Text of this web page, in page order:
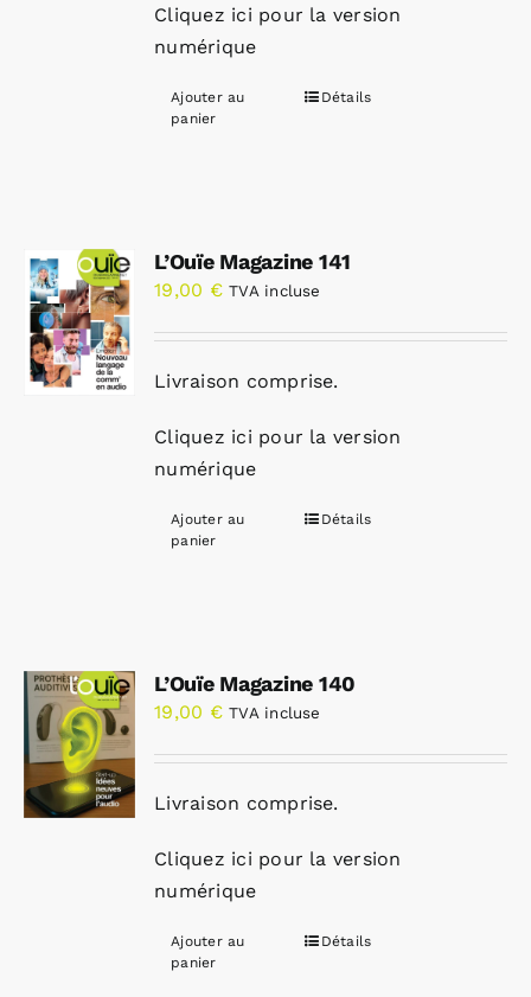
Cliquez ici pour la version
numérique
Ajouter au
panier
Détails
L’Ouïe Magazine 141
19,00 € TVA incluse
Livraison comprise.
Cliquez ici pour la version
numérique
Ajouter au
panier
Détails
L’Ouïe Magazine 140
19,00 € TVA incluse
Livraison comprise.
Cliquez ici pour la version
numérique
Ajouter au
panier
Détails